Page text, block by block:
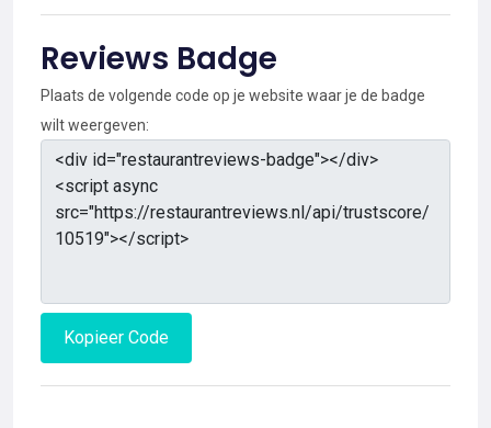
Reviews Badge
Plaats de volgende code op je website waar je de badge
wilt weergeven:
Kopieer Code